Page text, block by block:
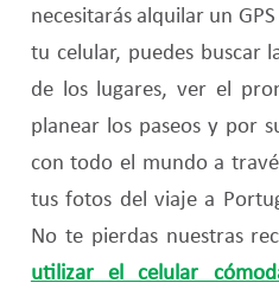
necesitarás alquilar un
tu celular, puedes buscar
de los lugares, ver el
planear los paseos y por
con todo el mundo a
tus fotos del viaje a
No te pierdas nuestras
utilizar el celular